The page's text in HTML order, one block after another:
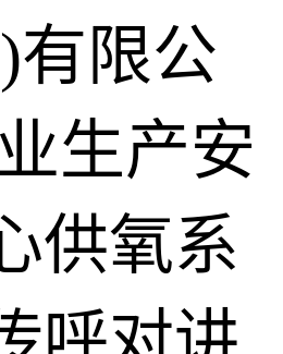
有限公
生产安
供氧系